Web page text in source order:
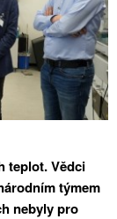
teplot. Vědci
týmem
nebyly pro